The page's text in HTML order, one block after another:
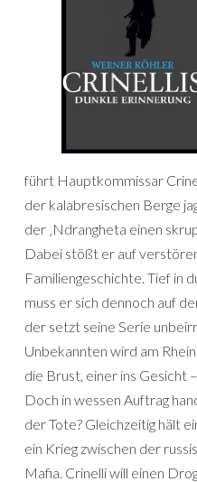
führt Hauptkommissar
der ­kalabresischen Berge
der ‚Ndrangheta einen
Dabei stößt er auf
Familiengeschichte. Tief in
muss er sich dennoch auf
der setzt seine Serie
Unbekannten wird am
die Brust, einer ins Gesicht
Doch in wessen Auftrag
der Tote? Gleichzeitig hält
ein Krieg zwischen der
Mafia. Crinelli will einen